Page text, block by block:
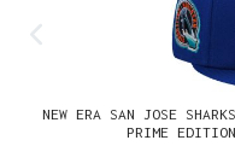
NEW ERA SAN JOSE
PRIME